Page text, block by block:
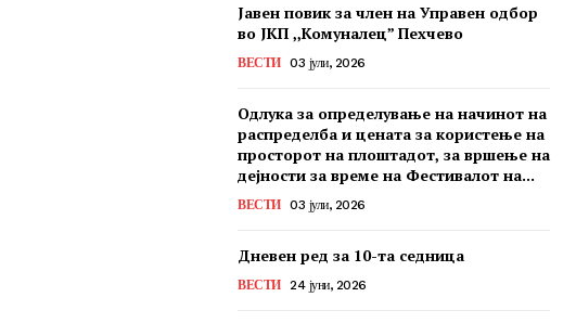
Јавен повик за член на Управен одбор
во ЈКП ,,Комуналец” Пехчево
ВЕСТИ 03 јули, 2026
Одлука за определување на начинот на
распределба и цената за користење на
просторот на плоштадот, за вршење на
дејности за време на Фестивалот на...
ВЕСТИ 03 јули, 2026
Дневен ред за 10-та седница
ВЕСТИ 24 јуни, 2026